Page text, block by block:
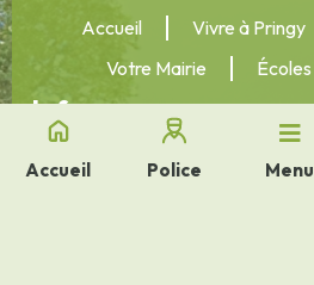
Accueil Police Menu
Accueil Vivre à Pringy
Votre Mairie
Écoles
Info
pratiques
1 bis rue des